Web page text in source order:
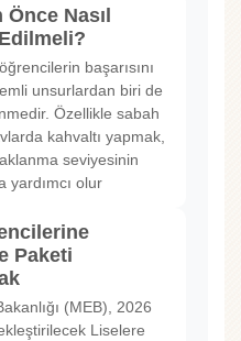
Önce Nasıl
başarısını
unsurlardan biri de
Özellikle sabah
kahvaltı yapmak,
seviyesinin
yardımcı olur
Paketi
(MEB), 2026
Liselere